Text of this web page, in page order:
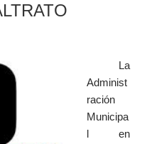
La
Administ
ración
Municipa
l en